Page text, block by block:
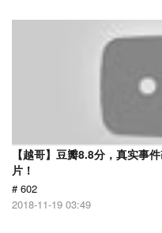
【越哥】豆瓣8.8分，真实事
片！
# 602
2018-11-19 03:49